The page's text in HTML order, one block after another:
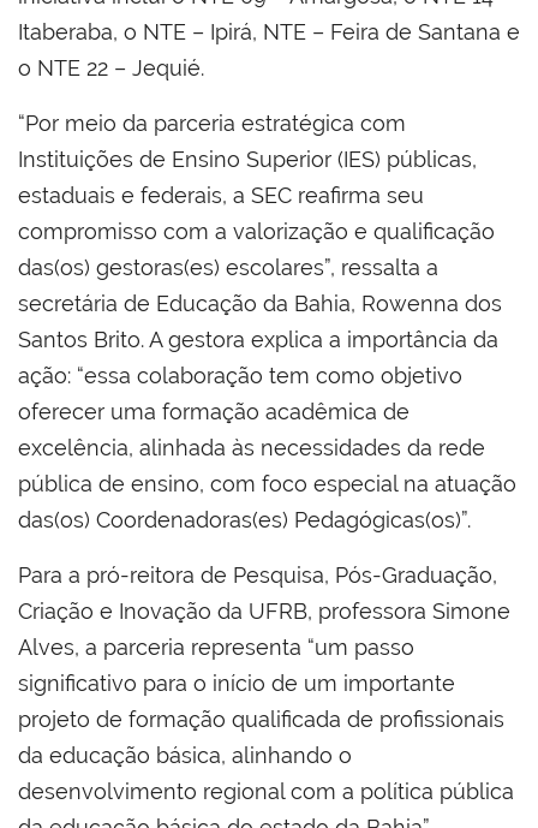
Itaberaba, o NTE – Ipirá, NTE – Feira de Santana e
o NTE 22 – Jequié.
“Por meio da parceria estratégica com
Instituições de Ensino Superior (IES) públicas,
estaduais e federais, a SEC reafirma seu
compromisso com a valorização e qualificação
das(os) gestoras(es) escolares”, ressalta a
secretária de Educação da Bahia, Rowenna dos
Santos Brito. A gestora explica a importância da
ação: “essa colaboração tem como objetivo
oferecer uma formação acadêmica de
excelência, alinhada às necessidades da rede
pública de ensino, com foco especial na atuação
das(os) Coordenadoras(es) Pedagógicas(os)”.
Para a pró-reitora de Pesquisa, Pós-Graduação,
Criação e Inovação da UFRB, professora Simone
Alves, a parceria representa “um passo
significativo para o início de um importante
projeto de formação qualificada de profissionais
da educação básica, alinhando o
desenvolvimento regional com a política pública